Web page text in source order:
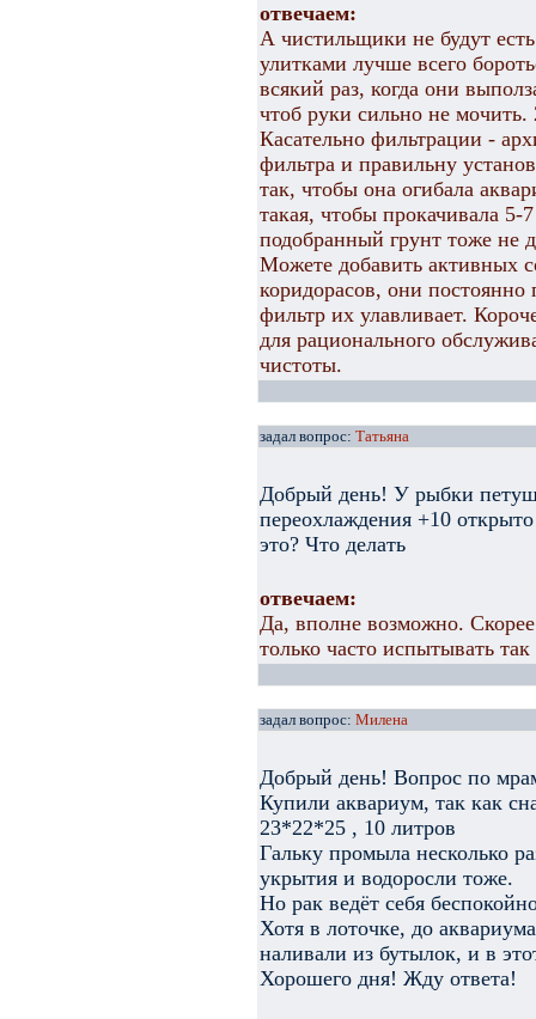
отвечаем:
А чистильщики не будут
улитками лучше всего
всякий раз, когда они
чтоб руки сильно не
Касательно фильтрации -
фильтра и правильну
так, чтобы она огибала
такая, чтобы прокачивала 5-
подобранный грунт тоже не
Можете добавить активных
коридорасов, они
фильтр их улавливает.
для рационального
чистоты.
задал вопрос: Татьяна
Добрый день! У рыбки
переохлаждения +10
это? Что делать
отвечаем:
Да, вполне возможно. Скорее
только часто испытывать так
задал вопрос: Милена
Добрый день! Вопрос по
Купили аквариум, так как
23*22*25 , 10 литров
Гальку промыла несколько
укрытия и водоросли тоже.
Но рак ведёт себя
Хотя в лоточке, до
наливали из бутылок, и в
Хорошего дня! Жду ответа!